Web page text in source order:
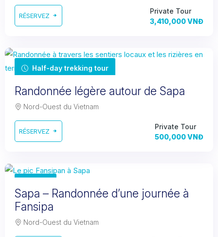
RÉSERVEZ
Private Tour
3,410,000 VNĐ
Half-day trekking tour
Randonnée légère autour de Sapa
Nord-Ouest du Vietnam
RÉSERVEZ
Private Tour
500,000 VNĐ
Sapa – Randonnée d’une journée à
Fansipa
Nord-Ouest du Vietnam